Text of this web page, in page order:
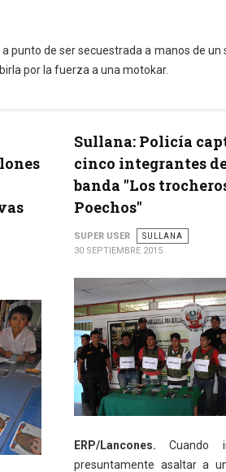
punto de ser secuestrada a manos de
por la fuerza a una motokar.
Sullana: Policía
cinco integrantes
banda "Los
Poechos"
SUPER USER
SULLANA
30 SEPTIEMBRE 2015
ERP/Lancones. Cuando
presuntamente asaltar a